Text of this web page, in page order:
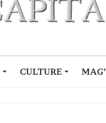
CULTURE MAG’